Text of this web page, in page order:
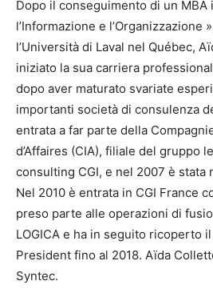
Dopo il conseguimento di un MBA
l’Informazione e l’Organizzazione
l’Università di Laval nel Québec,
iniziato la sua carriera
dopo aver maturato svariate
importanti società di consulenza
entrata a far parte della
d’Affaires (CIA), filiale del gruppo
consulting CGI, e nel 2007 è stata
Nel 2010 è entrata in CGI France
preso parte alle operazioni di
LOGICA e ha in seguito ricoperto
President fino al 2018. Aïda
Syntec.